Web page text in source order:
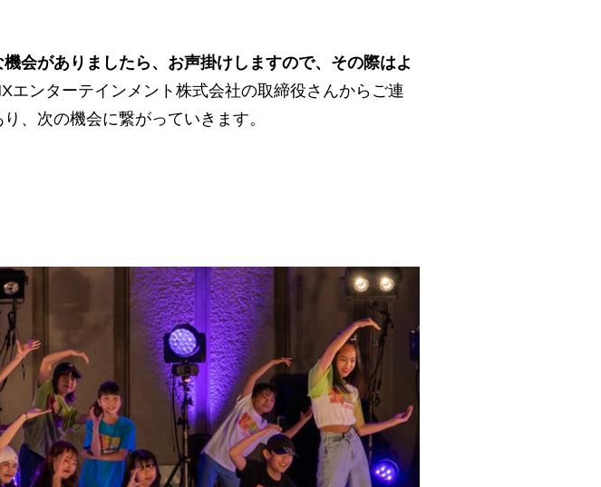
機会がありましたら、お声掛けしますので、その際はよ
エンターテインメント株式会社の取締役さんからご連
、次の機会に繋がっていきます。